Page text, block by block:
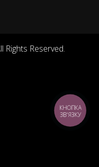
Rights Reserved.
КНОПКА
ЗВ'ЯЗКУ